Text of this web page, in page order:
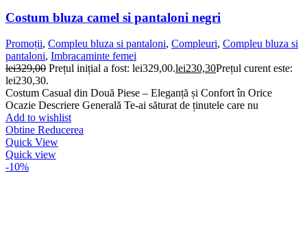
Costum bluza camel si pantaloni negri
Promoții, Compleu bluza si pantaloni, Compleuri, Compleu bluza si
pantaloni, Imbracaminte femei
lei329,00 Prețul inițial a fost: lei329,00.lei230,30Prețul curent este:
lei230,30.
Costum Casual din Două Piese – Eleganță și Confort în Orice
Ocazie Descriere Generală Te-ai săturat de ținutele care nu
Add to wishlist
Obtine Reducerea
Quick View
Quick view
-10%